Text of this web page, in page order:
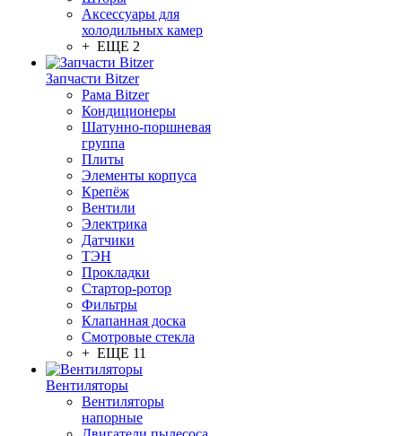
Аксессуары для
холодильных камер
+ ЕЩЕ 2
Запчасти Bitzer
Рама Bitzer
Кондиционеры
Шатунно-поршневая
группа
Плиты
Элементы корпуса
Крепёж
Вентили
Электрика
Датчики
ТЭН
Прокладки
Стартор-ротор
Фильтры
Клапанная доска
Смотровые стекла
+ ЕЩЕ 11
Вентиляторы
Вентиляторы
напорные